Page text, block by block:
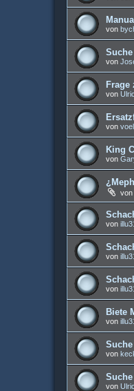
von
von
Frage
von
von
King
von
von
von
von
von
Biete
von
von
von